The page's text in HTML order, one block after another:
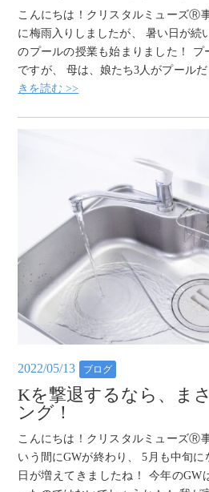
こんにちは！クリスタルミューズⓇ
に梅雨入りしましたが、 暑い日が続
のプールの授業も始まりました！ プ
ですが、 母は、娘たち3人がプール
きを読む >>
2022/05/13 ブログ
Kを撃退するなら、ま
ング！
こんにちは！クリスタルミューズⓇ
いう間にGWが終わり、 5月も中旬
日が増えてきましたね！ 今年のGW